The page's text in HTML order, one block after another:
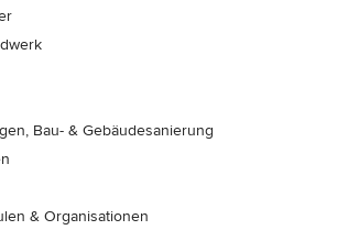
Bau- & Gebäudesanierung
& Organisationen